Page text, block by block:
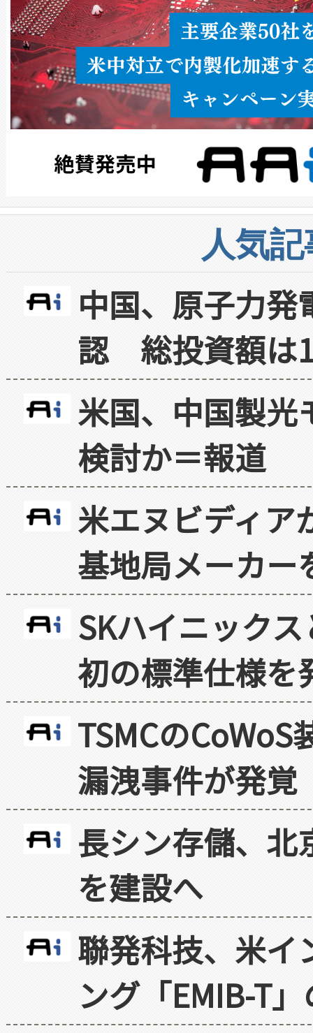
人気
中国、原子力
認 総投資額は
米国、中国製光
検討か＝報道
米エヌビディア
基地局メーカー
SKハイニック
初の標準仕様を
TSMCの
漏洩事件が発覚
長シン存儲、北
を建設へ
聯発科技、米イ
ング「EMIB-T